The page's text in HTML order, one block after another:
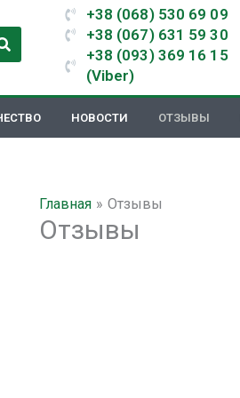
+38 (068) 530 69 09
+38 (067) 631 59 30
+38 (093) 369 16 15
(Viber)
НОВОСТИ ОТЗЫВЫ
Главная Отзывы
Отзывы